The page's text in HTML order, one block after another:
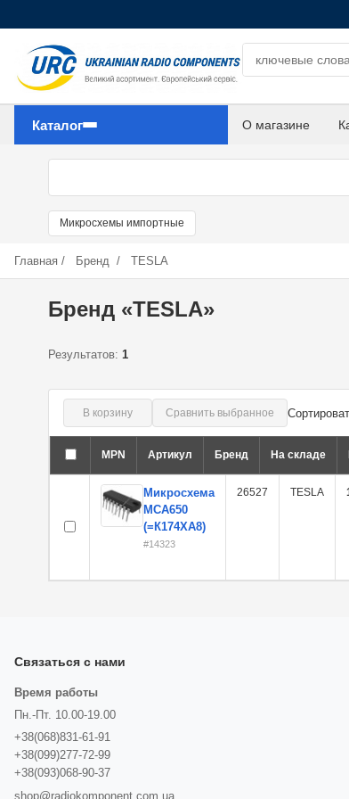
Каталог О магазине
Микросхемы импортные
Главная / Бренд / TESLA
Бренд «TESLA»
Результатов: 1
В корзину Сравнить выбранное
MPN Артикул Бренд На складе
Микросхема
MCA650
(=К174ХА8)
#14323
26527 TESLA
Связаться с нами
Время работы
Пн.-Пт. 10.00-19.00
+38(068)831-61-91
+38(099)277-72-99
+38(093)068-90-37
shop@radiokomponent.com.ua